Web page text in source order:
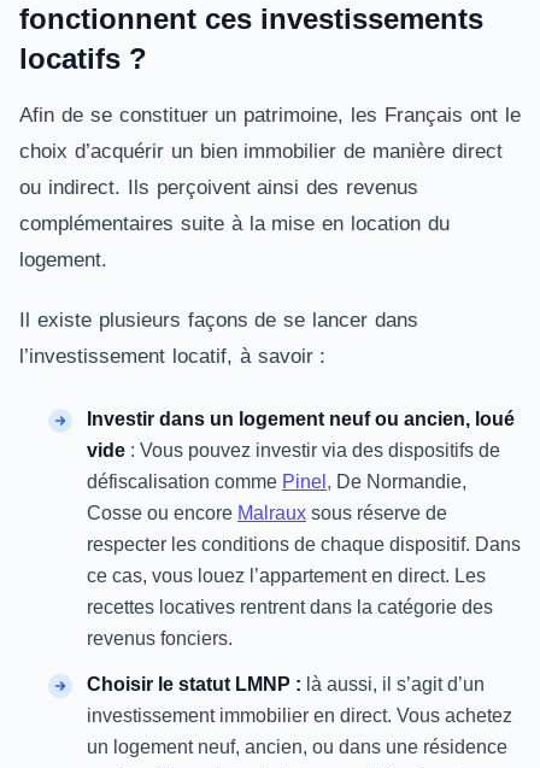
fonctionnent ces investissements
locatifs ?
Afin de se constituer un patrimoine, les Français ont le
choix d’acquérir un bien immobilier de manière direct
ou indirect. Ils perçoivent ainsi des revenus
complémentaires suite à la mise en location du
logement.
Il existe plusieurs façons de se lancer dans
l’investissement locatif, à savoir :
Investir dans un logement neuf ou ancien, loué
vide : Vous pouvez investir via des dispositifs de
défiscalisation comme Pinel, De Normandie,
Cosse ou encore Malraux sous réserve de
respecter les conditions de chaque dispositif. Dans
ce cas, vous louez l’appartement en direct. Les
recettes locatives rentrent dans la catégorie des
revenus fonciers.
Choisir le statut LMNP : là aussi, il s’agit d’un
investissement immobilier en direct. Vous achetez
un logement neuf, ancien, ou dans une résidence